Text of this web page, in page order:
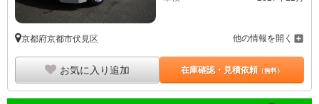
京都府京都市伏見区 他の情報を開く
お気に入り追加 在庫確認・見積依頼（無料）